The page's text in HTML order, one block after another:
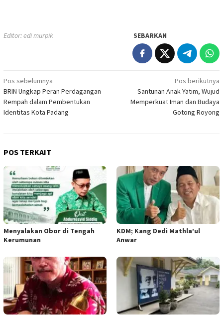
Editor: edi murpik SEBARKAN
Navigasi
pos
Pos sebelumnya
BRIN Ungkap Peran Perdagangan
Rempah dalam Pembentukan
Identitas Kota Padang
Pos berikutnya
Santunan Anak Yatim, Wujud
Memperkuat Iman dan Budaya
Gotong Royong
POS TERKAIT
Menyalakan Obor di Tengah
Kerumunan
KDM; Kang Dedi Mathla’ul
Anwar